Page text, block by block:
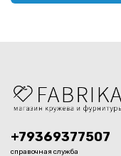
+79369377507
справочная служба